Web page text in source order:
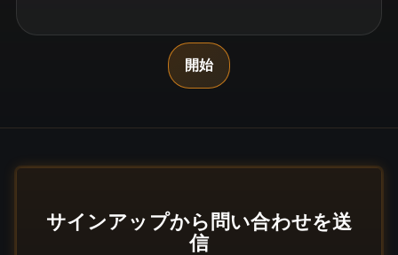
開始
サインアップから問い合わせを送
信